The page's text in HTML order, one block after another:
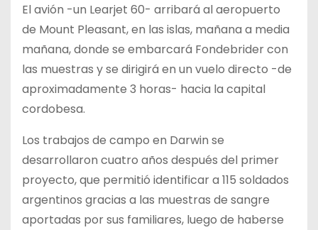
El avión -un Learjet 60- arribará al aeropuerto
de Mount Pleasant, en las islas, mañana a media
mañana, donde se embarcará Fondebrider con
las muestras y se dirigirá en un vuelo directo -de
aproximadamente 3 horas- hacia la capital
cordobesa.
Los trabajos de campo en Darwin se
desarrollaron cuatro años después del primer
proyecto, que permitió identificar a 115 soldados
argentinos gracias a las muestras de sangre
aportadas por sus familiares, luego de haberse